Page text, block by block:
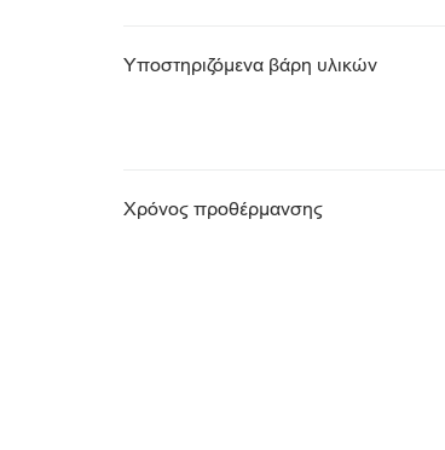
Υποστηριζόμενα βάρη υλικών
Χρόνος προθέρμανσης